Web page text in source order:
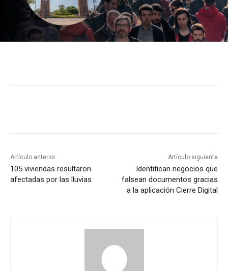
Artículo anterior
105 viviendas resultaron
afectadas por las lluvias
Artículo siguiente
Identifican negocios que
falsean documentos gracias
a la aplicación Cierre Digital